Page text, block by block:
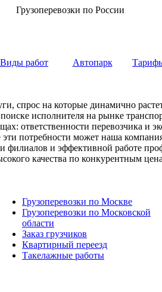
Грузоперевозки по России
Виды работ Автопарк
спрос на которые динамично
исполнителя на рынке
ответственности перевозчика и
эти потребности может наша
филиалов и эффективной работе
качества по конкурентным
Грузоперевозки по Москве
Грузоперевозки по Московской
области
Заказ грузчиков
Квартирный переезд
Такелажные работы